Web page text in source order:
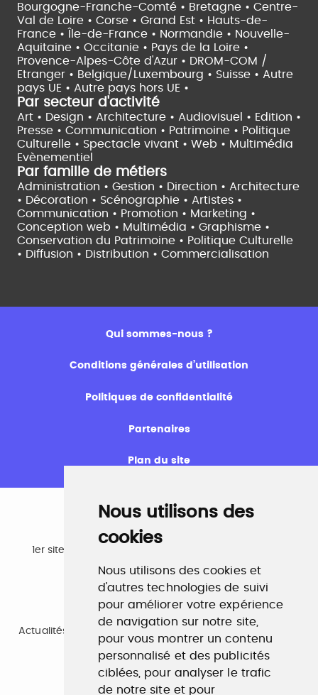
Nous utilisons des
cookies
Nous utilisons des cookies et
d'autres technologies de suivi
pour améliorer votre expérience
de navigation sur notre site,
pour vous montrer un contenu
personnalisé et des publicités
ciblées, pour analyser le trafic
de notre site et pour
Bourgogne-Franche-Comté • Bretagne • Centre-
Val de Loire • Corse • Grand Est • Hauts-de-
France •
Île-de-France • Normandie • Nouvelle-
Aquitaine • Occitanie • Pays de la Loire •
Provence-Alpes-Côte d'Azur • DROM-COM /
Etranger • Belgique/Luxembourg • Suisse • Autre
pays UE • Autre pays hors UE •
Par secteur d'activité
Art • Design • Architecture • Audiovisuel • Edition •
Presse • Communication • Patrimoine • Politique
Culturelle • Spectacle vivant • Web • Multimédia
Evènementiel
Par famille de métiers
Administration • Gestion • Direction • Architecture
• Décoration • Scénographie • Artistes •
Communication • Promotion • Marketing •
Conception web • Multimédia • Graphisme •
Conservation du Patrimoine • Politique Culturelle
• Diffusion • Distribution • Commercialisation
Qui sommes-nous ?
Conditions générales d’utilisation
Politiques de confidentialité
Partenaires
Plan du site
Emploi
1er site emploi du secteur culturel 784.000 visites et
www.profilculture.com
Formation
Actualités, guide et annuaire des formations aux métiers
de la culture.
www.profilculture-formation.com